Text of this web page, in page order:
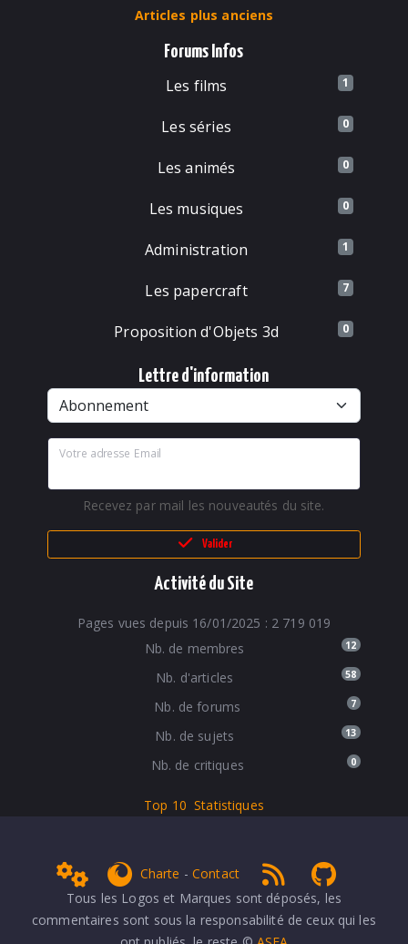
Articles plus anciens
Forums Infos
Les films 1
Les séries 0
Les animés 0
Les musiques 0
Administration 1
Les papercraft 7
Proposition d'Objets 3d 0
Lettre d'information
Votre adresse Email
Recevez par mail les nouveautés du site.
Valider
Activité du Site
Pages vues depuis 16/01/2025 : 2 719 019
Nb. de membres
12
Nb. d'articles 58
Nb. de forums 7
Nb. de sujets 13
Nb. de critiques 0
Top 10 Statistiques
Adminget Firefox
Charte -Contact RSS 1.0
Tous les Logos et Marques sont déposés, les
commentaires sont sous la responsabilité de ceux qui les